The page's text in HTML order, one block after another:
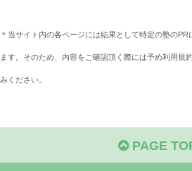
＊当サイト内の各ページには結果として特定の塾の
ます。そのため、内容をご確認頂く際には予め利用規
みください。
PAGE